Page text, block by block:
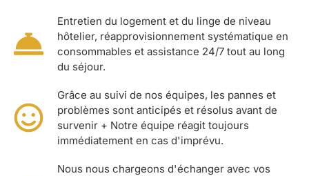
Entretien du logement et du linge de niveau
hôtelier, réapprovisionnement systématique en
consommables et assistance 24/7 tout au long
du séjour.
Grâce au suivi de nos équipes, les pannes et
problèmes sont anticipés et résolus avant de
survenir + Notre équipe réagit toujours
immédiatement en cas d'imprévu.
Nous nous chargeons d'échanger avec vos